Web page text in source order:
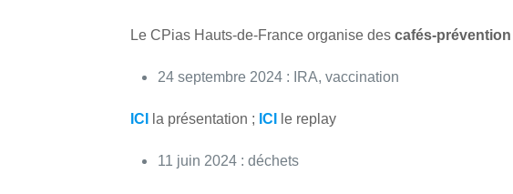
Le CPias Hauts-de-France organise descafés-prévention
24 septembre 2024 : IRA, vaccination
ICI la présentation ; ICI le replay
11 juin 2024 : déchets